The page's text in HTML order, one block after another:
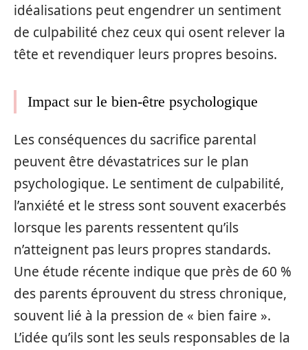
idéalisations peut engendrer un sentiment
de culpabilité chez ceux qui osent relever la
tête et revendiquer leurs propres besoins.
Impact sur le bien-être psychologique
Les conséquences du sacrifice parental
peuvent être dévastatrices sur le plan
psychologique. Le sentiment de culpabilité,
l’anxiété et le stress sont souvent exacerbés
lorsque les parents ressentent qu’ils
n’atteignent pas leurs propres standards.
Une étude récente indique que près de 60 %
des parents éprouvent du stress chronique,
souvent lié à la pression de « bien faire ».
L’idée qu’ils sont les seuls responsables de la